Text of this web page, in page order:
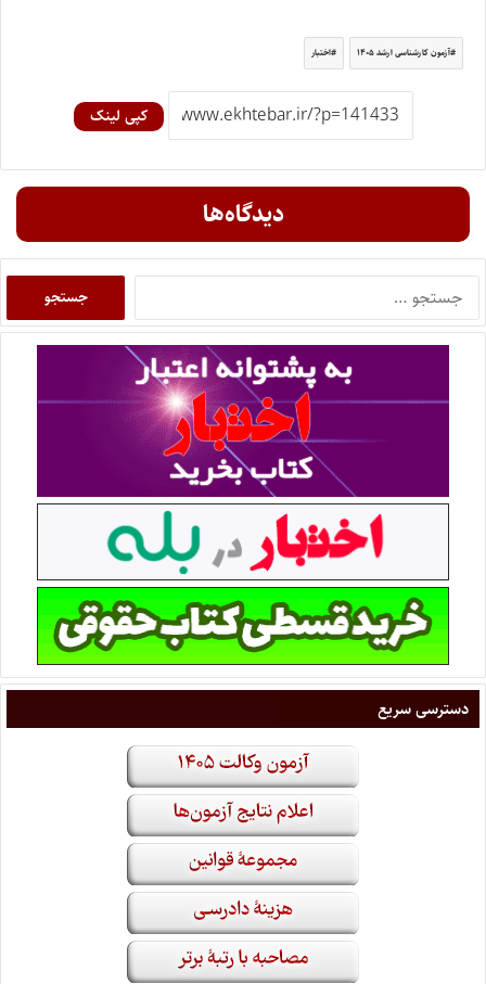
آزمون کارشناسی ارشد ۱۴۰۵ اختبار
کپی لینک
دیدگاه‌ها
دسترسی سریع